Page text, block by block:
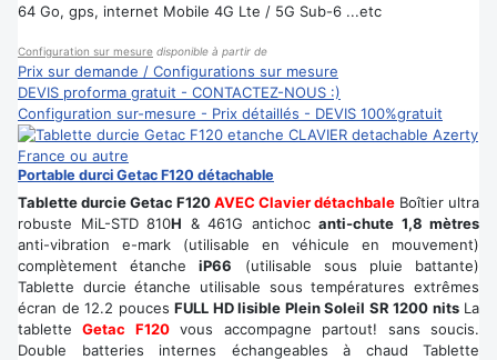
64 Go, gps, internet Mobile 4G Lte / 5G Sub-6 ...etc
Configuration sur mesure disponible à partir de
Prix sur demande / Configurations sur mesure
DEVIS proforma gratuit - CONTACTEZ-NOUS :)
Configuration sur-mesure - Prix détaillés - DEVIS 100%gratuit
Portable durci Getac F120 détachable
Tablette durcie Getac F120AVEC Clavier détachbale Boîtier ultra
robuste MiL-STD 810H & 461G antichoc anti-chute 1,8 mètres
anti-vibration e-mark (utilisable en véhicule en mouvement)
complètement étancheiP66 (utilisable sous pluie battante)
Tablette durcie étanche utilisable sous températures extrêmes
écran de 12.2 pouces FULL HD lisible Plein Soleil SR 1200 nitsLa
tabletteGetac F120vous accompagne partout! sans soucis.
Double batteries internes échangeables à chaud Tablette